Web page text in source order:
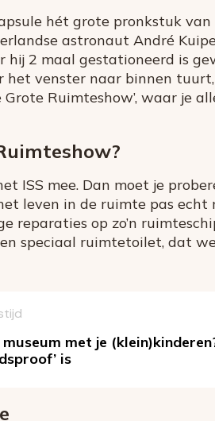
hét grote pronkstuk van
astronaut André
2 maal gestationeerd is
venster naar binnen tuurt,
Ruimteshow’, waar je
ISS mee. Dan moet je
leven in de ruimte pas echt
reparaties op zo’n
speciaal ruimtetoilet, dat
museum met je
is